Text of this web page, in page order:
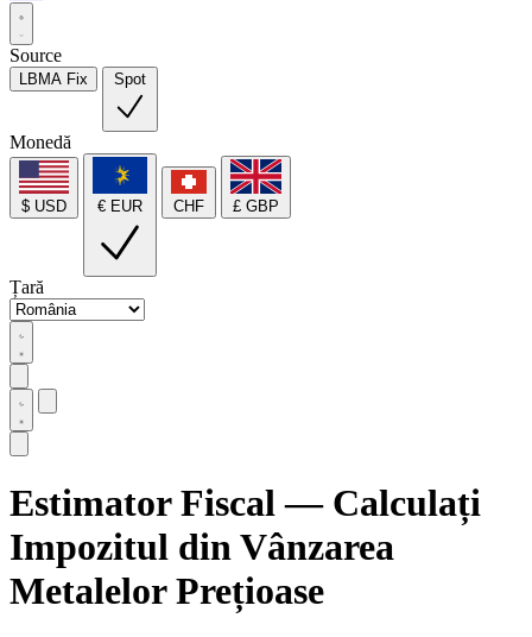
Source
LBMA Fix Spot
Monedă
$ USD € EUR CHF £ GBP
Țară
Estimator Fiscal — Calculați
Impozitul din Vânzarea
Metalelor Prețioase